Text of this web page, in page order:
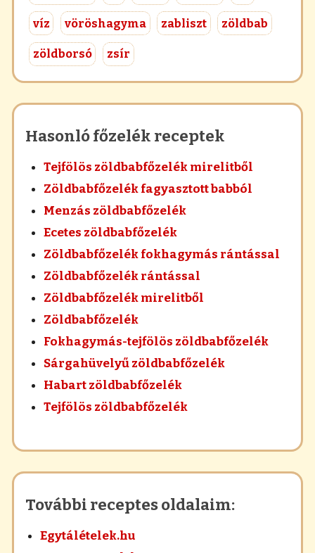
víz vöröshagyma zabliszt zöldbab
zöldborsó zsír
Hasonló főzelék receptek
Tejfölös zöldbabfőzelék mirelitből
Zöldbabfőzelék fagyasztott babból
Menzás zöldbabfőzelék
Ecetes zöldbabfőzelék
Zöldbabfőzelék fokhagymás rántással
Zöldbabfőzelék rántással
Zöldbabfőzelék mirelitből
Zöldbabfőzelék
Fokhagymás-tejfölös zöldbabfőzelék
Sárgahüvelyű zöldbabfőzelék
Habart zöldbabfőzelék
Tejfölös zöldbabfőzelék
További receptes oldalaim:
Egytálételek.hu